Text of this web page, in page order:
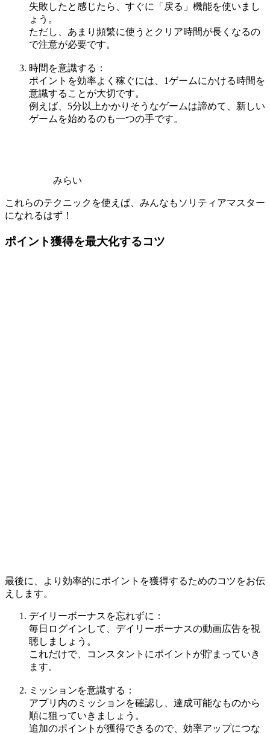
失敗したと感じたら、すぐに「戻る」機能を使いまし
ょう。
ただし、あまり頻繁に使うとクリア時間が長くなるの
で注意が必要です。
時間を意識する：
ポイントを効率よく稼ぐには、1ゲームにかける時間を
意識することが大切です。
例えば、5分以上かかりそうなゲームは諦めて、新しい
ゲームを始めるのも一つの手です。
みらい
これらのテクニックを使えば、みんなもソリティアマスター
になれるはず！
ポイント獲得を最大化するコツ
最後に、より効率的にポイントを獲得するためのコツをお伝
えします。
デイリーボーナスを忘れずに：
毎日ログインして、デイリーボーナスの動画広告を視
聴しましょう。
これだけで、コンスタントにポイントが貯まっていき
ます。
ミッションを意識する：
アプリ内のミッションを確認し、達成可能なものから
順に狙っていきましょう。
追加のポイントが獲得できるので、効率アップにつな